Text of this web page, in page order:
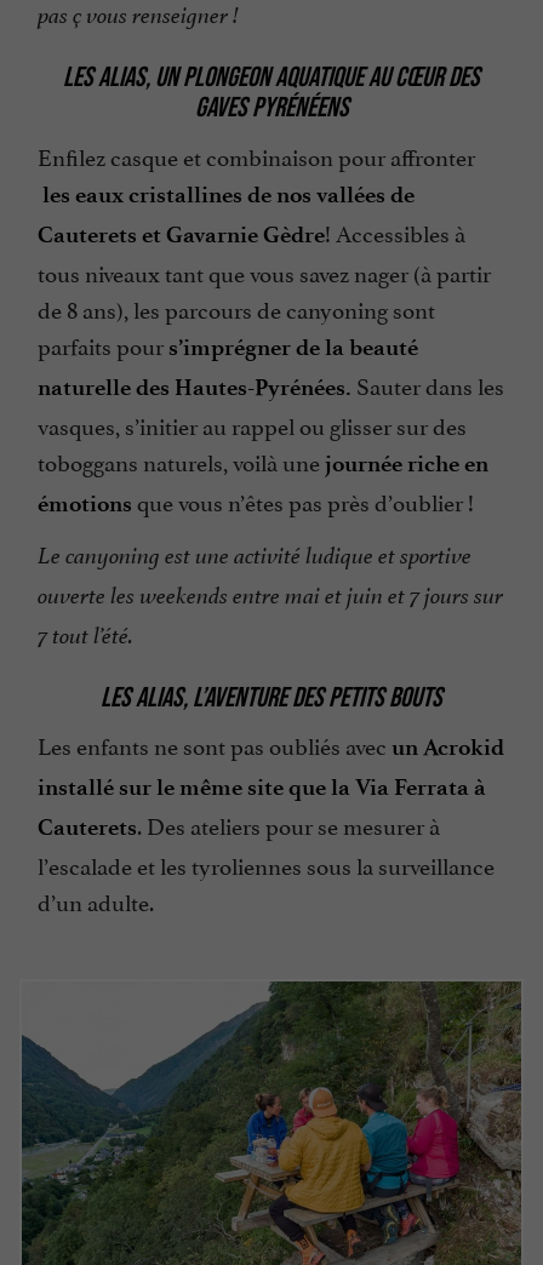
pas ç vous renseigner !
LES ALIAS, UN PLONGEON AQUATIQUE AU CŒUR DES
GAVES PYRÉNÉENS
Enfilez casque et combinaison pour affronter
les eaux cristallines de nos vallées de
Cauterets et Gavarnie Gèdre! Accessibles à
tous niveaux tant que vous savez nager (à partir
de 8 ans), les parcours de canyoning sont
parfaits pour s’imprégner de la beauté
naturelle des Hautes-Pyrénées. Sauter dans les
vasques, s’initier au rappel ou glisser sur des
toboggans naturels, voilà unejournée riche en
émotions que vous n’êtes pas près d’oublier !
Le canyoning est une activité ludique et sportive
ouverte les weekends entre mai et juin et 7 jours sur
7 tout l’été.
LES ALIAS, L’AVENTURE DES PETITS BOUTS
Les enfants ne sont pas oubliés avec un Acrokid
installé sur le même site que la Via Ferrata à
Cauterets. Des ateliers pour se mesurer à
l’escalade et les tyroliennes sous la surveillance
d’un adulte.